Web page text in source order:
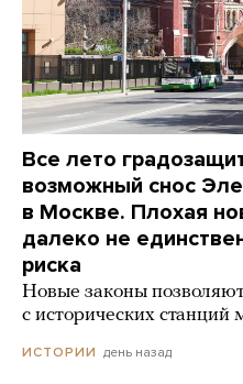
Все лето
возможный снос
в Москве. Плохая
далеко не
риска
Новые законы
с исторических станций
ИСТОРИИ день назад